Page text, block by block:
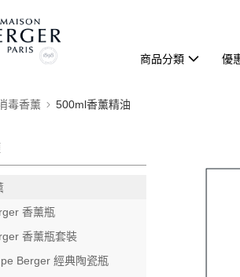
商品分類 優
毒香薰 500ml香薰精油
香薰瓶
香薰瓶套裝
Berger 經典陶瓷瓶